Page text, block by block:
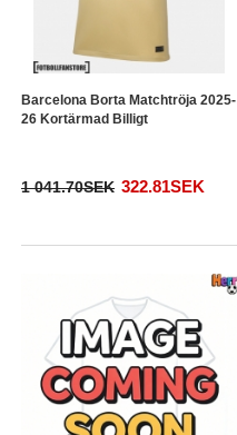
Barcelona Borta Matchtröja 2025-
26 Kortärmad Billigt
1 041.70SEK 322.81SEK